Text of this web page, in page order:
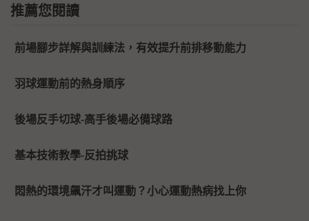
推薦您閱讀
前場腳步詳解與訓練法，有效提升前排移動能力
羽球運動前的熱身順序
後場反手切球-高手後場必備球路
基本技術教學-反拍挑球
悶熱的環境飆汗才叫運動？小心運動熱病找上你